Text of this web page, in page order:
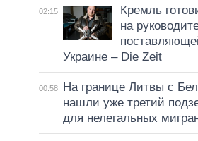
02:15
Кремль
на
Украине – Die Zeit
00:58
На границе Литвы с
нашли уже третий
для нелегальных